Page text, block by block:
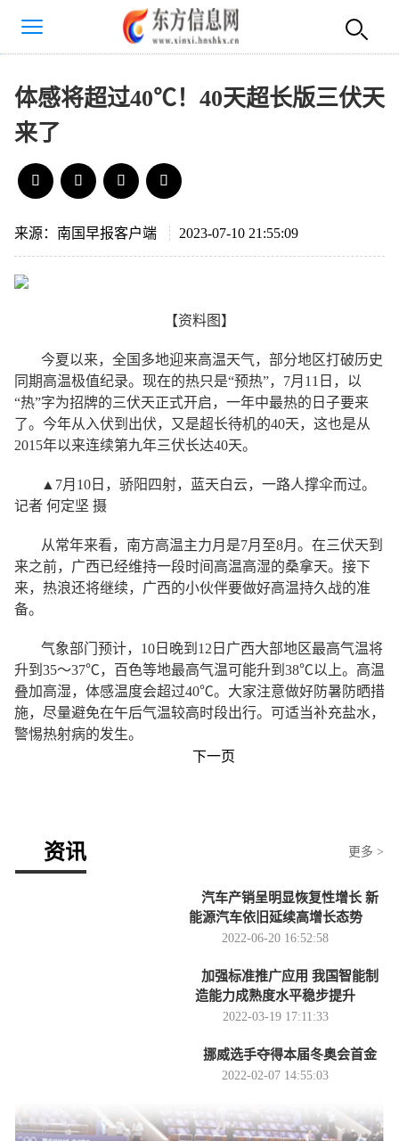
体感将超过40℃！40天超长版三伏天
来了
来源：南国早报客户端 2023-07-10 21:55:09
【资料图】
今夏以来，全国多地迎来高温天气，部分地区打破历史
同期高温极值纪录。现在的热只是“预热”，7月11日，以
“热”字为招牌的三伏天正式开启，一年中最热的日子要来
了。今年从入伏到出伏，又是超长待机的40天，这也是从
2015年以来连续第九年三伏长达40天。
▲7月10日，骄阳四射，蓝天白云，一路人撑伞而过。
记者 何定坚 摄
从常年来看，南方高温主力月是7月至8月。在三伏天到
来之前，广西已经维持一段时间高温高湿的桑拿天。接下
来，热浪还将继续，广西的小伙伴要做好高温持久战的准
备。
气象部门预计，10日晚到12日广西大部地区最高气温将
升到35～37℃，百色等地最高气温可能升到38℃以上。高温
叠加高湿，体感温度会超过40℃。大家注意做好防暑防晒措
施，尽量避免在午后气温较高时段出行。可适当补充盐水，
警惕热射病的发生。
下一页
资讯 更多 >
汽车产销呈明显恢复性增长 新
能源汽车依旧延续高增长态势
2022-06-20 16:52:58
加强标准推广应用 我国智能制
造能力成熟度水平稳步提升
2022-03-19 17:11:33
挪威选手夺得本届冬奥会首金
2022-02-07 14:55:03
中国代表团首金入账（盛会进行
时）